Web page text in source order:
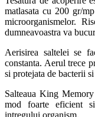
matlasata cu 200 gr/
microorganismelor.
dumneavoastra va
Aerisirea saltelei se
constanta. Aerul trece
si protejata de bacterii
Salteaua King
mod foarte eficient
intregului organism.